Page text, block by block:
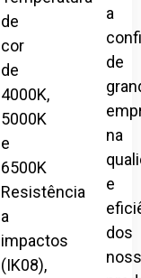
de
cor
de
4000K,
5000K
e
6500K
Resistência
a
impactos
(IK08),
a
de
na
e
dos